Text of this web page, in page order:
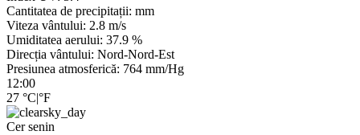
Cantitatea de precipitații: mm
Viteza vântului: 2.8 m/s
Umiditatea aerului: 37.9 %
Direcția vântului: Nord-Nord-Est
Presiunea atmosferică: 764 mm/Hg
12:00
27 °C|°F
Cer senin